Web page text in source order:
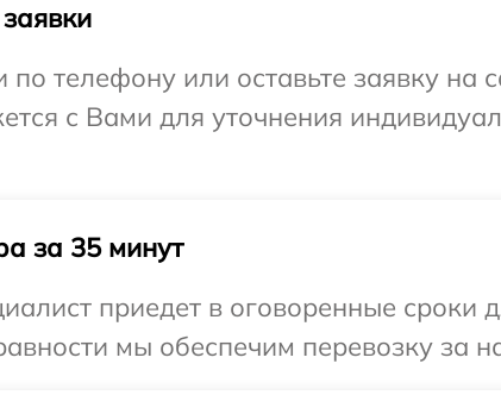
телефону или оставьте заявку на
с Вами для уточнения
за 35 минут
приедет в оговоренные сроки
мы обеспечим перевозку за